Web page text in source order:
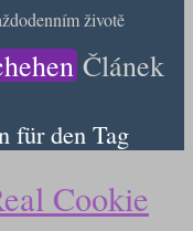
životě
Článek
für den Tag
Cookie